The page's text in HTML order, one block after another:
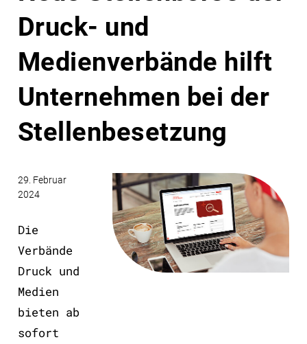
Druck- und
Medienverbände hilft
Unternehmen bei der
Stellenbesetzung
29. Februar
2024
Die
Verbände
Druck und
Medien
bieten ab
sofort